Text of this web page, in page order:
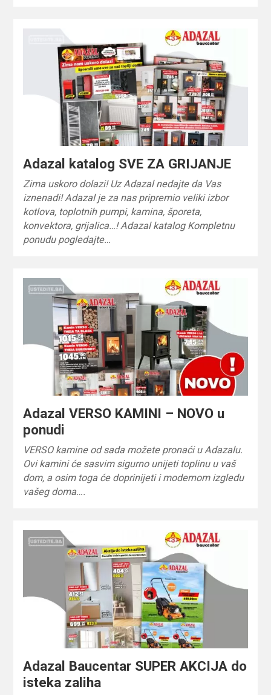
Adazal katalog SVE ZA GRIJANJE
Zima uskoro dolazi! Uz Adazal nedajte da Vas
iznenadi! Adazal je za nas pripremio veliki izbor
kotlova, toplotnih pumpi, kamina, šporeta,
konvektora, grijalica…! Adazal katalog Kompletnu
ponudu pogledajte…
Adazal VERSO KAMINI – NOVO u
ponudi
VERSO kamine od sada možete pronaći u Adazalu.
Ovi kamini će sasvim sigurno unijeti toplinu u vaš
dom, a osim toga će doprinijeti i modernom izgledu
vašeg doma….
Adazal Baucentar SUPER AKCIJA do
isteka zaliha